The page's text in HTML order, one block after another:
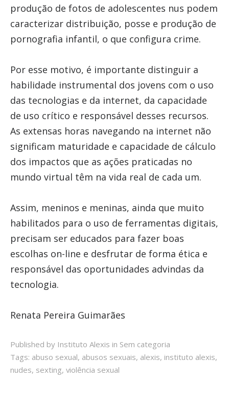
produção de fotos de adolescentes nus podem
caracterizar distribuição, posse e produção de
pornografia infantil, o que configura crime.
Por esse motivo, é importante distinguir a
habilidade instrumental dos jovens com o uso
das tecnologias e da internet, da capacidade
de uso crítico e responsável desses recursos.
As extensas horas navegando na internet não
significam maturidade e capacidade de cálculo
dos impactos que as ações praticadas no
mundo virtual têm na vida real de cada um.
Assim, meninos e meninas, ainda que muito
habilitados para o uso de ferramentas digitais,
precisam ser educados para fazer boas
escolhas on-line e desfrutar de forma ética e
responsável das oportunidades advindas da
tecnologia.
Renata Pereira Guimarães
Published by Instituto Alexis in Sem categoria
Tags: abuso sexual, abusos sexuais, alexis, instituto alexis,
nudes, sexting, violência sexual